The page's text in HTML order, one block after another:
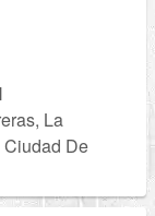
La
Ciudad De